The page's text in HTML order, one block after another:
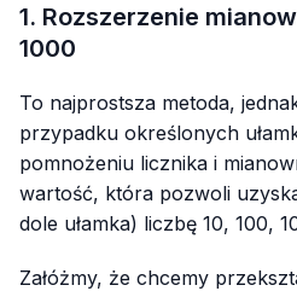
1. Rozszerzenie
1000
To najprostsza metoda,
przypadku określonych
pomnożeniu licznika i
wartość, która pozwoli
dole ułamka) liczbę 10, 100,
Załóżmy, że chcemy